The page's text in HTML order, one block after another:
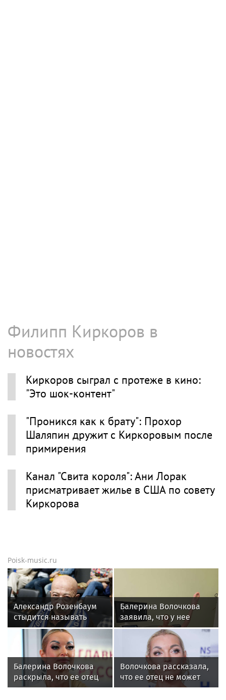
Филипп Киркоров в
новостях
Киркоров сыграл с протеже в кино:
"Это шок-контент"
"Проникся как к брату": Прохор
Шаляпин дружит с Киркоровым после
примирения
Канал "Свита короля": Ани Лорак
присматривает жилье в США по совету
Киркорова
Poisk-music.ru
Александр Розенбаум
стыдится называть
себя звездой
Балерина Волочкова
заявила, что у нее
появилась гематома
после выхода на сцену
Балерина Волочкова
раскрыла, что ее отец
не может
Волочкова рассказала,
что ее отец не может
восстановиться после